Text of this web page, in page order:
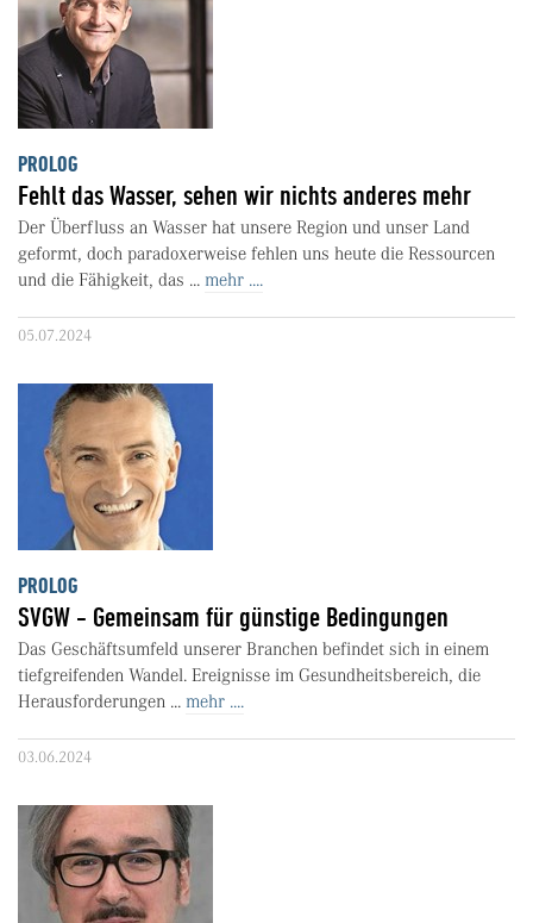
PROLOG
Fehlt das Wasser, sehen wir nichts anderes mehr
Der Überfluss an Wasser hat unsere Region und unser Land
geformt, doch paradoxerweise fehlen uns heute die Ressourcen
und die Fähigkeit, das ... mehr ....
05.07.2024
PROLOG
SVGW - Gemeinsam für günstige Bedingungen
Das Geschäftsumfeld unserer Branchen befindet sich in einem
tiefgreifenden Wandel. Ereignisse im Gesundheitsbereich, die
Herausforderungen ... mehr ....
03.06.2024